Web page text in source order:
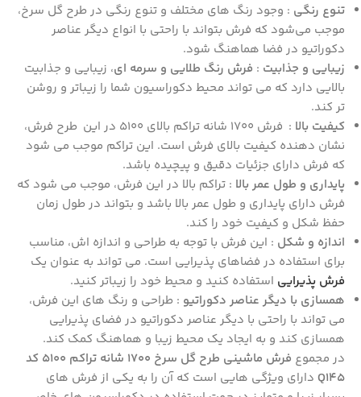
تنوع رنگی : وجود رنگ‌ های مختلف و تنوع رنگی در طرح گل سرخ،
موجب می‌شود که فرش بتواند با راحتی با انواع دیگر عناصر
دکوراتیو در فضا هماهنگ شود.
زیبایی و جذابیت : فرش رنگ طلایی و سرمه ای، زیبایی و جذابیت
بالایی دارد که می‌ تواند محیط دکوراسیون شما را زیباتر و روشن‌
تر کند.
کیفیت بالا
: فرش 1700 شانه تراکم بالای 5100 در این طرح فرش،
نشان‌ دهنده کیفیت بالای فرش است. این تراکم موجب می‌ شود
که فرش دارای جزئیات دقیق و پیچیده باشد.
پایداری و طول عمر بالا : تراکم بالا در این فرش، موجب می‌ شود که
فرش دارای پایداری و طول عمر بالا باشد و بتواند در طول زمان
حفظ شکل و کیفیت خود را کند.
اندازه و شکل : این فرش با توجه به طراحی و اندازه‌ اش، مناسب
برای استفاده در فضاهای پذیرایی است. می‌ تواند به عنوان یک
فرش پذیرایی استفاده کنید و محیط خود را زیباتر کنید.
همسازی با دیگر عناصر دکوراتیو : طراحی و رنگ‌ های این فرش،
می‌ تواند با راحتی با دیگر عناصر دکوراتیو در فضای پذیرایی
همسازی کند و به ایجاد یک محیط زیبا و هماهنگ کمک کند.
در مجموع
فرش ماشینی طرح گل سرخ 1700 شانه تراکم 5100 کد
Q145 دارای ویژگی‌ هایی است که آن را به یکی از فرش‌ های